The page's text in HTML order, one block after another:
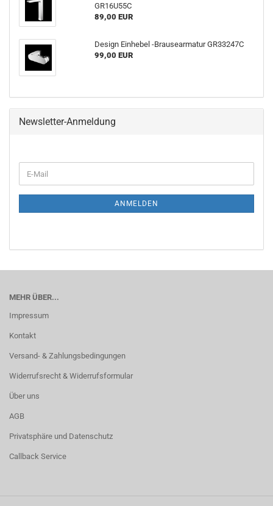
GR16U55C
89,00 EUR
De­sign Ein­he­bel -​Brausearmatur GR33247C
99,00 EUR
Newsletter-Anmeldung
ANMELDEN
MEHR ÜBER...
Impressum
Kontakt
Versand- & Zahlungsbedingungen
Widerrufsrecht & Widerrufsformular
Über uns
AGB
Privatsphäre und Datenschutz
Callback Service